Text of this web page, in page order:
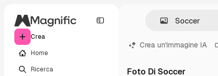
Crea
Home
Ricerca
Crea un'immagine IA
Foto Di Soccer